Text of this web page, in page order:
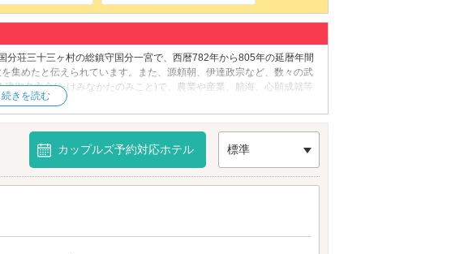
分荘三十三ヶ村の総鎮守国分一宮で、西暦782年から805年の延暦年間
集めたと伝えられています。また、源頼朝、伊達政宗など、数々の武
御名方命(たけみなかたのみこと)で、農業や産業、航海、心願成就等
参拝ください。
スが便利です。
カップルズ予約対応ホテル 標準